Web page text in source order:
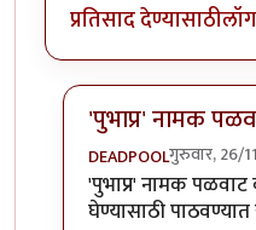
प्रतिसाद देण्यासाठी
'पुभाप्र' नामक
DEADPOOLगुरुवार, 26/
In reply toनमनालच
'पुभाप्र' नामक पळवाट
घेण्यासाठी